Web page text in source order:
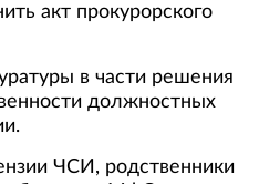
акт прокурорского
в части решения
должностных
ЧСИ, родственники